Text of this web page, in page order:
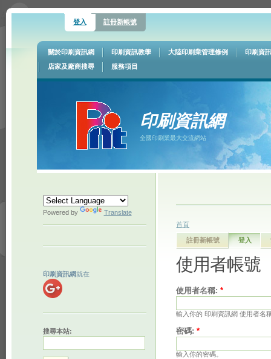
登入 註冊新帳號
關於印刷資訊網 印刷資訊教學 大陸印刷業管理條例
印刷資
店家及廠商搜尋
服務項目
印刷資訊網
全國印刷業最大交流網站
Powered by Translate
印刷資訊網就在
搜尋本站:
首頁
註冊新帳號 登入
使用者帳號
使用者名稱:*
輸入你的 印刷資訊網 使用者名
密碼:*
輸入你的密碼。